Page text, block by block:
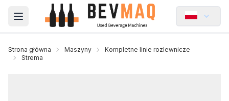
Open main menu
Strona główna Maszyny
Kompletne linie rozlewnicze
Strema